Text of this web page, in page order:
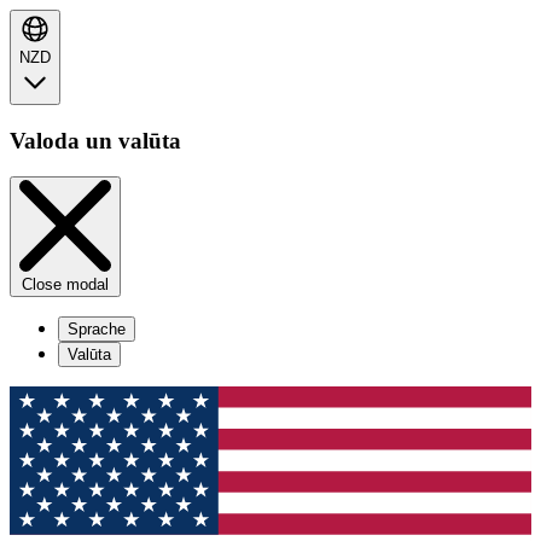
NZD
Valoda un valūta
Close modal
Sprache
Valūta